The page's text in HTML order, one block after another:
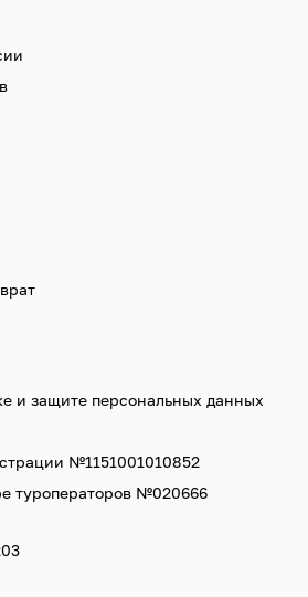
и защите персональных данных
№1151001010852
туроператоров №020666